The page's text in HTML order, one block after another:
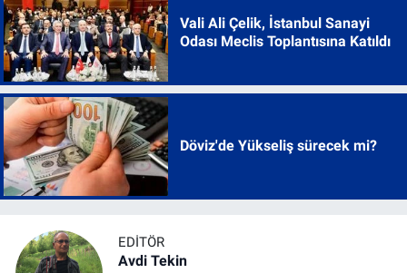
Vali Ali Çelik, İstanbul Sanayi
Odası Meclis Toplantısına Katıldı
Döviz'de Yükseliş sürecek mi?
EDITÖR
Avdi Tekin